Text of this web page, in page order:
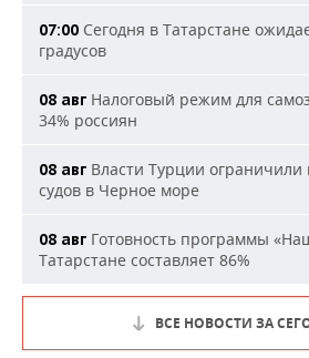
07:00 Сегодня в Татарстане
градусов
08 авг Налоговый режим для
34% россиян
08 авг Власти Турции ограничили
судов в Черное море
08 авг Готовность программы
Татарстане составляет 86%
ВСЕ НОВОСТИ ЗА